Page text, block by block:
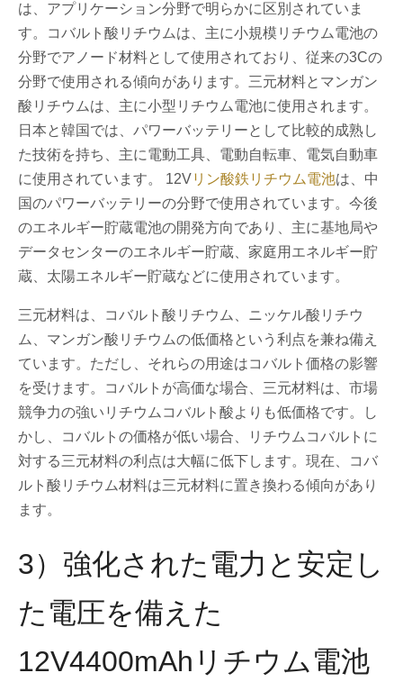
は、アプリケーション分野で明らかに区別されていま
す。コバルト酸リチウムは、主に小規模リチウム電池の
分野でアノード材料として使用されており、従来の3Cの
分野で使用される傾向があります。三元材料とマンガン
酸リチウムは、主に小型リチウム電池に使用されます。
日本と韓国では、パワーバッテリーとして比較的成熟し
た技術を持ち、主に電動工具、電動自転車、電気自動車
に使用されています。 12Vリン酸鉄リチウム電池は、中
国のパワーバッテリーの分野で使用されています。今後
のエネルギー貯蔵電池の開発方向であり、主に基地局や
データセンターのエネルギー貯蔵、家庭用エネルギー貯
蔵、太陽エネルギー貯蔵などに使用されています。
三元材料は、コバルト酸リチウム、ニッケル酸リチウ
ム、マンガン酸リチウムの低価格という利点を兼ね備え
ています。ただし、それらの用途はコバルト価格の影響
を受けます。コバルトが高価な場合、三元材料は、市場
競争力の強いリチウムコバルト酸よりも低価格です。し
かし、コバルトの価格が低い場合、リチウムコバルトに
対する三元材料の利点は大幅に低下します。現在、コバ
ルト酸リチウム材料は三元材料に置き換わる傾向があり
ます。
3）強化された電力と安定し
た電圧を備えた
12V4400mAhリチウム電池